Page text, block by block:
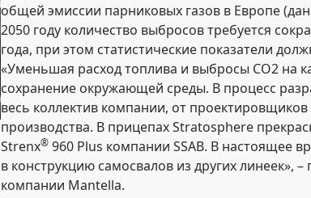
общей эмиссии парниковых газов в Европе
2050 году количество выбросов требуется
года, при этом статистические показатели
«Уменьшая расход топлива и выбросы СО2 на
сохранение окружающей среды. В процесс
весь коллектив компании, от
производства. В прицепах Stratosphere
Strenx® 960 Plus компании SSAB. В настоящее
в конструкцию самосвалов из других линеек»,
компании Mantella.